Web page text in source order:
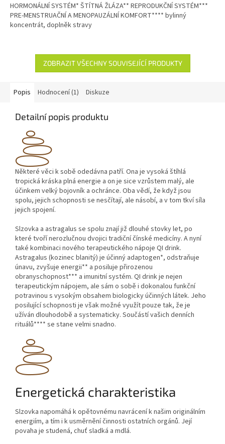
5
hvězdiček.
HORMONÁLNÍ SYSTÉM* ŠTÍTNÁ ŽLÁZA** REPRODUKČNÍ SYSTÉM***
PRE-MENSTRUAČNÍ A MENOPAUZÁLNÍ KOMFORT**** bylinný
koncentrát, doplněk stravy
ZOBRAZIT VŠECHNY SOUVISEJÍCÍ PRODUKTY
Popis Hodnocení (1) Diskuze
Detailní popis produktu
Některé věci k sobě odedávna patří. Ona je vysoká štíhlá
tropická kráska plná energie a on je sice vzrůstem malý, ale
účinkem velký bojovník a ochránce. Oba vědí, že když jsou
spolu, jejich schopnosti se nesčítají, ale násobí, a v tom tkví síla
jejich spojení.
Slzovka a astragalus se spolu znají již dlouhé stovky let, po
které tvoří nerozlučnou dvojici tradiční čínské medicíny. A nyní
také kombinaci nového terapeutického nápoje QI drink.
Astragalus (kozinec blanitý) je účinný adaptogen*, odstraňuje
únavu, zvyšuje energii** a posiluje přirozenou
obranyschopnost*** a imunitní systém. QI drink je nejen
terapeutickým nápojem, ale sám o sobě i dokonalou funkční
potravinou s vysokým obsahem biologicky účinných látek. Jeho
posilující schopnosti je však možné využít pouze tak, že je
užíván dlouhodobě a systematicky. Součástí vašich denních
rituálů**** se stane velmi snadno.
Energetická charakteristika
Slzovka napomáhá k opětovnému navrácení k našim originálním
energiím, a tím i k usměrnění činnosti ostatních orgánů. Její
povaha je studená, chuť sladká a mdlá.